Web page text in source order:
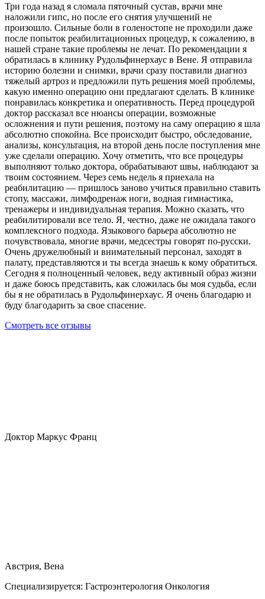
Три года назад я сломала пяточный сустав, врачи мне
наложили гипс, но после его снятия улучшений не
произошло. Сильные боли в голеностопе не проходили даже
после попыток реабилитационных процедур, к сожалению, в
нашей стране такие проблемы не лечат. По рекомендации я
обратилась в клинику Рудольфинерхаус в Вене. Я отправила
историю болезни и снимки, врачи сразу поставили диагноз
тяжелый артроз и предложили путь решения моей проблемы,
какую именно операцию они предлагают сделать. В клинике
понравилась конкретика и оперативность. Перед процедурой
доктор рассказал все нюансы операции, возможные
осложнения и пути решения, поэтому на саму операцию я шла
абсолютно спокойна. Все происходит быстро, обследование,
анализы, консультация, на второй день после поступления мне
уже сделали операцию. Хочу отметить, что все процедуры
выполняют только доктора, обрабатывают швы, наблюдают за
твоим состоянием. Через семь недель я приехала на
реабилитацию — пришлось заново учиться правильно ставить
стопу, массажи, лимфодренаж ноги, водная гимнастика,
тренажеры и индивидуальная терапия. Можно сказать, что
реабилитировали все тело. Я, честно, даже не ожидала такого
комплексного подхода. Языкового барьера абсолютно не
почувствовала, многие врачи, медсестры говорят по-русски.
Очень дружелюбный и внимательный персонал, заходят в
палату, представляются и ты всегда знаешь к кому обратиться.
Сегодня я полноценный человек, веду активный образ жизни
и даже боюсь представить, как сложилась бы моя судьба, если
бы я не обратилась в Рудольфинерхаус. Я очень благодарю и
буду благодарить за свое спасение.
Смотреть все отзывы
Доктор Маркус Франц
Австрия, Вена
Специализируется: Гастроэнтерология Онкология